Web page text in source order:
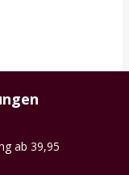
ab 39,95